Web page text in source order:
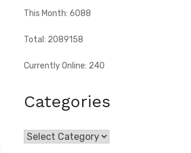
This Month: 6088
Total: 2089158
Currently Online: 240
Categories
Categories